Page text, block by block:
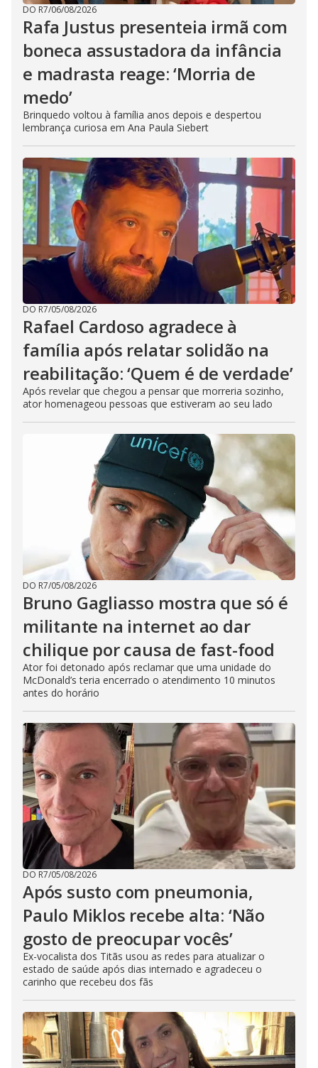
DO R7/06/08/2026
Rafa Justus presenteia irmã com
boneca assustadora da infância
e madrasta reage: ‘Morria de
medo’
Brinquedo voltou à família anos depois e despertou
lembrança curiosa em Ana Paula Siebert
DO R7/05/08/2026
Rafael Cardoso agradece à
família após relatar solidão na
reabilitação: ‘Quem é de verdade’
Após revelar que chegou a pensar que morreria sozinho,
ator homenageou pessoas que estiveram ao seu lado
DO R7/05/08/2026
Bruno Gagliasso mostra que só é
militante na internet ao dar
chilique por causa de fast-food
Ator foi detonado após reclamar que uma unidade do
McDonald’s teria encerrado o atendimento 10 minutos
antes do horário
DO R7/05/08/2026
Após susto com pneumonia,
Paulo Miklos recebe alta: ‘Não
gosto de preocupar vocês’
Ex-vocalista dos Titãs usou as redes para atualizar o
estado de saúde após dias internado e agradeceu o
carinho que recebeu dos fãs